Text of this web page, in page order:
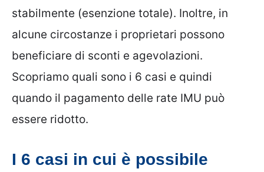
stabilmente (esenzione totale). Inoltre, in
alcune circostanze i proprietari possono
beneficiare di sconti e agevolazioni.
Scopriamo quali sono i 6 casi e quindi
quando il pagamento delle rate IMU può
essere ridotto.
I 6 casi in cui è possibile